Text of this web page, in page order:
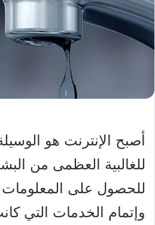
أصبح الإنترنت هو
للغالبية العظمى من
للحصول على المعلومات
وإتمام الخدمات التي